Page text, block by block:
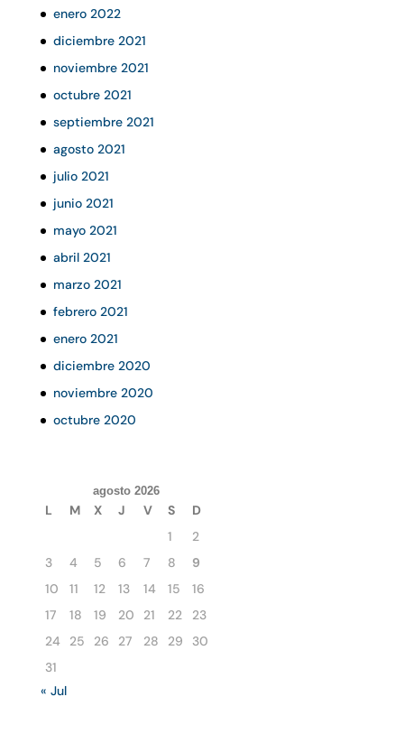
enero 2022
diciembre 2021
noviembre 2021
octubre 2021
septiembre 2021
agosto 2021
julio 2021
junio 2021
mayo 2021
abril 2021
marzo 2021
febrero 2021
enero 2021
diciembre 2020
noviembre 2020
octubre 2020
agosto 2026
L M X J V S
D
1
2
3
4 5 6 7 8
9
10
11 12 13 14 15
16
17
18 19 20 21 22
23
24
25 26 27 28 29
30
31
« Jul